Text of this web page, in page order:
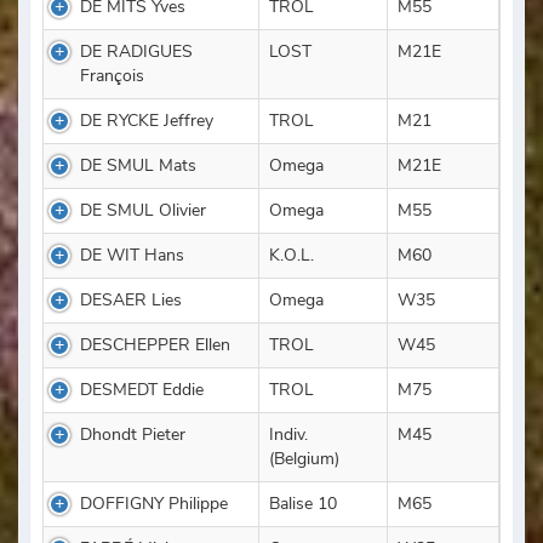
DE MITS Yves
TROL
M55
DE RADIGUES
François
LOST M21E
DE RYCKE Jeffrey TROL
M21
DE SMUL Mats
Omega
M21E
DE SMUL Olivier
Omega
M55
DE WIT Hans
K.O.L.
M60
DESAER Lies
Omega
W35
DESCHEPPER Ellen
TROL
W45
DESMEDT Eddie
TROL
M75
Dhondt Pieter
Indiv.
(Belgium)
M45
DOFFIGNY Philippe Balise 10
M65